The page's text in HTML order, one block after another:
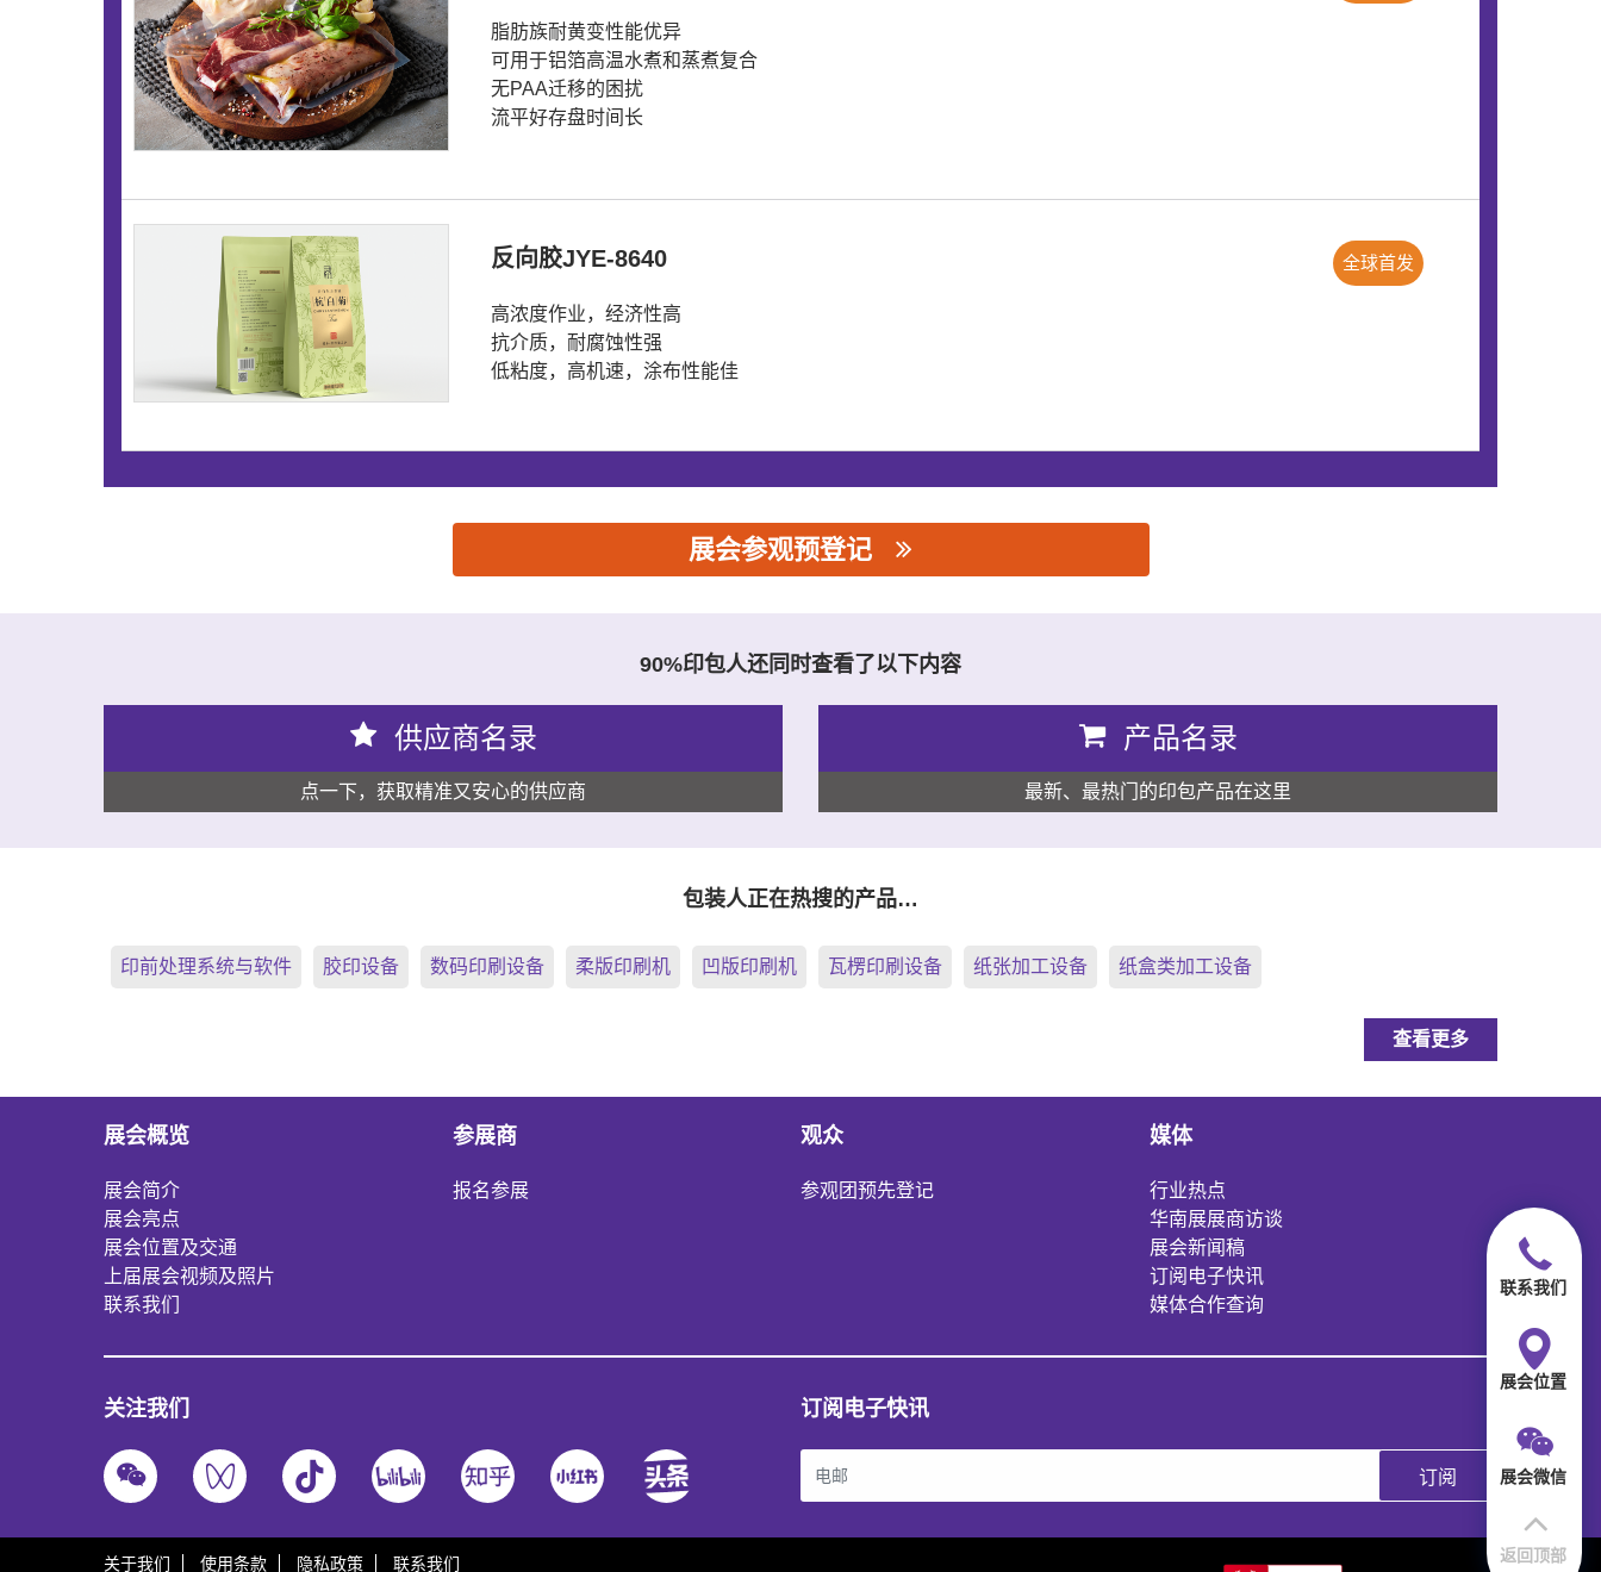
脂肪族耐黄变性能优异
可用于铝箔高温水煮和蒸煮复合
无PAA迁移的困扰
流平好存盘时间长
反向胶JYE-8640 全球首发
高浓度作业，经济性高
抗介质，耐腐蚀性强
低粘度，高机速，涂布性能佳
展会参观预登记
90%印包人还同时查看了以下内容
供应商名录
点一下，获取精准又安心的供应商
产品名录
最新、最热门的印包产品在这里
包装人正在热搜的产品…
印前处理系统与软件 胶印设备 数码印刷设备 柔版印刷机 凹版印刷机 瓦楞印刷设备 纸张加工设备 纸盒类加工设备
查看更多
展会概览
展会简介
展会亮点
展会位置及交通
上届展会视频及照片
联系我们
参展商
报名参展
观众
参观团预先登记
媒体
行业热点
华南展展商访谈
展会新闻稿
订阅电子快讯
媒体合作查询
关注我们 订阅电子快讯
订阅
关于我们 使用条款 隐私政策 联系我们
联系我们
展会位置
展会微信
返回顶部